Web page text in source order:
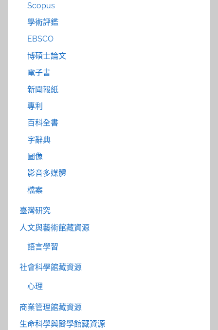
Scopus
學術評鑑
EBSCO
博碩士論文
電子書
新聞報紙
專利
百科全書
字辭典
圖像
影音多媒體
檔案
臺灣研究
人文與藝術館藏資源
語言學習
社會科學館藏資源
心理
商業管理館藏資源
生命科學與醫學館藏資源